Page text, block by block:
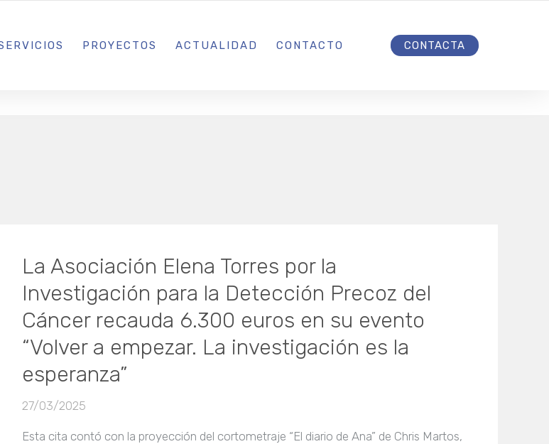
PROYECTOS ACTUALIDAD CONTACTO CONTACTA
La Asociación Elena Torres por la
Investigación para la Detección Precoz del
Cáncer recauda 6.300 euros en su evento
“Volver a empezar. La investigación es la
esperanza”
27/03/2025
Esta cita contó con la proyección del cortometraje “El diario de Ana” de Chris Martos,